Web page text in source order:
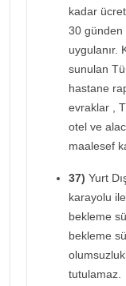
kadar
30 günden
uygulanır.
sunulan
hastane
evraklar ,
otel ve
maalesef
37) Yurt
karayolu
bekleme
bekleme
tutulamaz.